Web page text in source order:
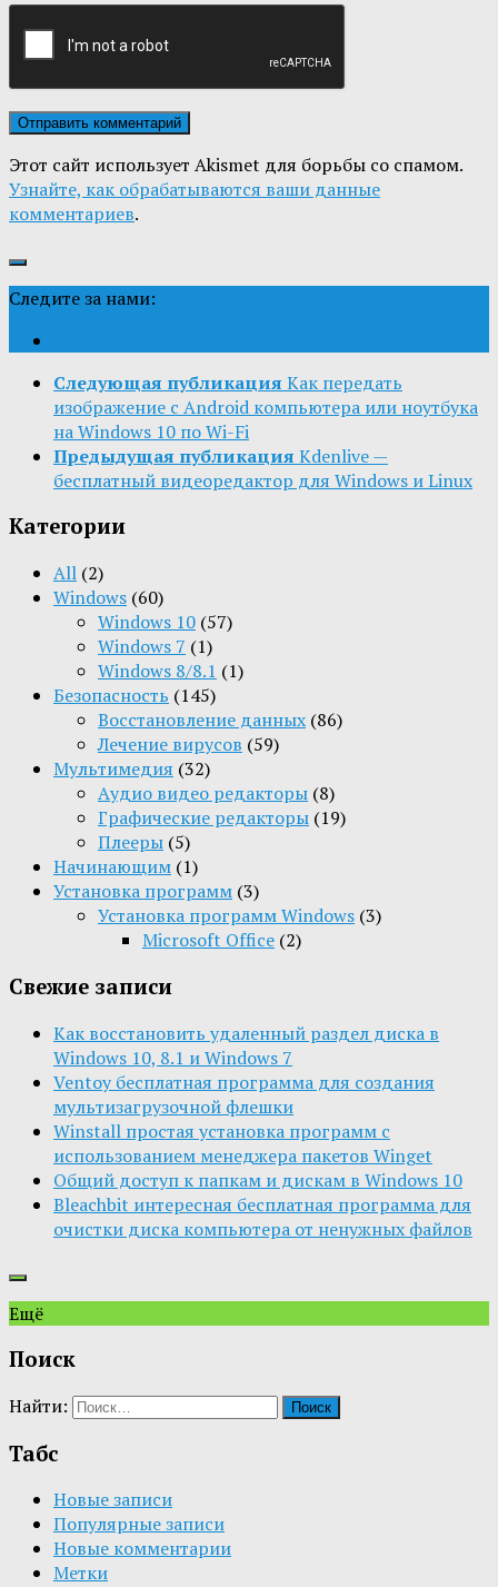
Этот сайт использует Akismet для борьбы со спамом.
Узнайте, как обрабатываются ваши данные
комментариев.
Следите за нами:
Следующая публикация Как передать
изображение с Android компьютера или ноутбука
на Windows 10 по Wi-Fi
Предыдущая публикация Kdenlive —
бесплатный видеоредактор для Windows и Linux
Категории
All (2)
Windows (60)
Windows 10 (57)
Windows 7 (1)
Windows 8/8.1 (1)
Безопасность (145)
Восстановление данных (86)
Лечение вирусов (59)
Мультимедия (32)
Aудио видео редакторы (8)
Графические редакторы (19)
Плееры (5)
Начинающим (1)
Установка программ (3)
Установка программ Windows (3)
Microsoft Office (2)
Свежие записи
Как восстановить удаленный раздел диска в
Windows 10, 8.1 и Windows 7
Ventoy бесплатная программа для создания
мультизагрузочной флешки
Winstall простая установка программ с
использованием менеджера пакетов Winget
Общий доступ к папкам и дискам в Windows 10
Bleachbit интересная бесплатная программа для
очистки диска компьютера от ненужных файлов
Ещё
Поиск
Найти:
Табс
Новые записи
Популярные записи
Новые комментарии
Метки